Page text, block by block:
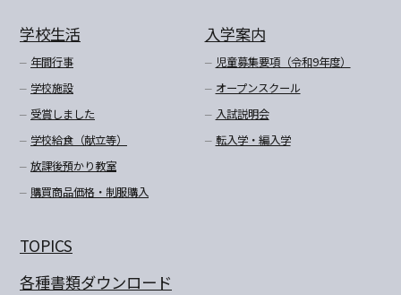
学校生活
年間行事
学校施設
受賞しました
学校給食（献立等）
放課後預かり教室
購買商品価格・制服購入
入学案内
児童募集要項（令和9年度）
オープンスクール
入試説明会
転入学・編入学
TOPICS
各種書類ダウンロード